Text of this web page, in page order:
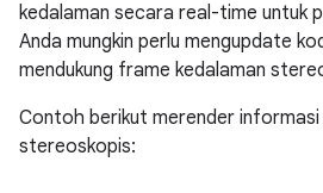
kedalaman secara real-time untuk
Anda mungkin perlu mengupdate
mendukung frame kedalaman
Contoh berikut merender informasi
stereoskopis: